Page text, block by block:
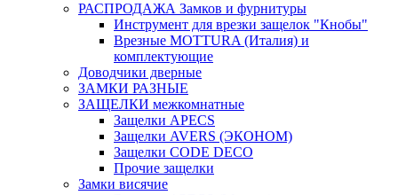
РАСПРОДАЖА Замков и фурнитуры
Инструмент для врезки защелок "Кнобы"
Врезные MOTTURA (Италия) и
комплектующие
Доводчики дверные
ЗАМКИ РАЗНЫЕ
ЗАЩЕЛКИ межкомнатные
Защелки APECS
Защелки AVERS (ЭКОНОМ)
Защелки CODE DECO
Прочие защелки
Замки висячие